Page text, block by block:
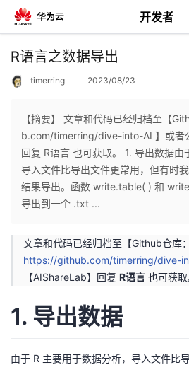
开发者
返
个
人
主
我
的
发
R语言之数据导出
timerring 2023/08/23
【摘要】 文章和代码已经归档至【
b.com/timerring/dive-into-AI 】或者
回复 R语言 也可获取。 1. 导出数据由
导入文件比导出文件更常用，但有时
结果导出。函数 write.table( ) 和
导出到一个 .txt ...
文章和代码已经归档至【Github仓库：
https://github.com/timerring/dive-
【AIShareLab】回复 R语言也可获取
1. 导出数据
由于 R 主要用于数据分析，导入文件比